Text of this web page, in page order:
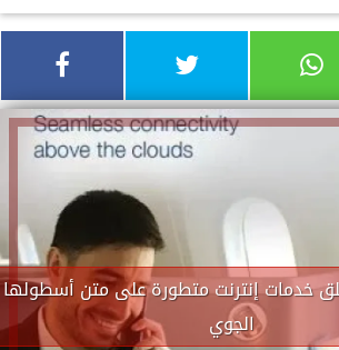
خدمات إنترنت متطورة على متن أسطولها
الجوي